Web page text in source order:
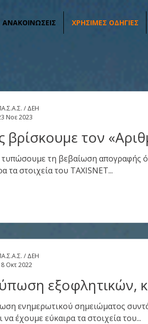
ΑΝΑΚΟΙΝΩΣΕΙΣ ΧΡΗΣΙΜΕΣ ΟΔΗΓΙΕΣ
βρίσκουμε τον
τυπώσουμε τη βεβαίωση απογραφής
τα στοιχεία του TAXISNET...
/ ΔΕΗ
Νοε 2023
εξοφλητικών,
ενημερωτικού σημειώματος
να έχουμε εύκαιρα τα στοιχεία του...
/ ΔΕΗ
Οκτ 2022